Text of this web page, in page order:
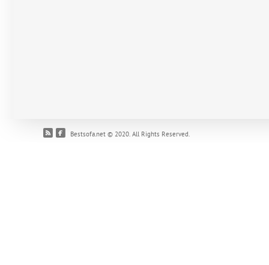
Bestsofa.net © 2020. All Rights Reserved.